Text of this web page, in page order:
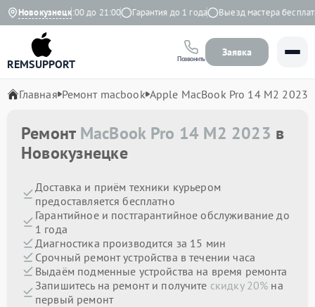
Новокузнецк
с 9:00 до 21:00 Гарантия до 1 года Выезд мастера бесплатно
REMSUPPORT Позвонить
Заявка
Главная Ремонт macbook Apple MacBook Pro 14 M2 2023
Ремонт MacBook Pro 14 M2 2023 в
Новокузнецке
Доставка и приём техники курьером
предоставляется бесплатно
Гарантийное и постгарантийное обслуживание до
1 года
Диагностика производится за 15 мин
Срочный ремонт устройства в течении часа
Выдаём подменные устройства на время ремонта
Запишитесь на ремонт и получите скидку 20% на
первый ремонт